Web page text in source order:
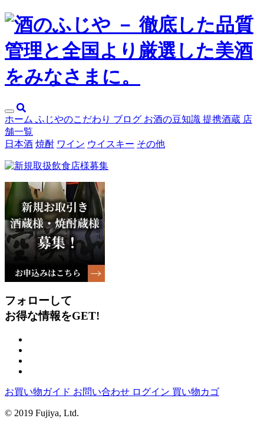
メ
ニ
ュ
ー
閉
ホーム ふじやのこだわり ブログ お酒の豆知識 提携酒蔵 店
舗一覧
日本酒 焼酎 ワイン ウイスキー その他
フォローして
お得な情報をGET!
お買い物ガイド お問い合わせ ログイン 買い物カゴ
© 2019 Fujiya, Ltd.